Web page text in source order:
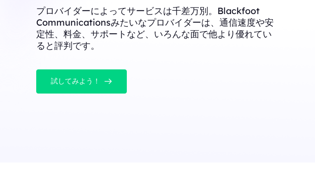
プロバイダーによってサービスは千差万別。Blackfoot
Communicationsみたいなプロバイダーは、通信速度や安
定性、料金、サポートなど、いろんな面で他より優れてい
ると評判です。
試してみよう！